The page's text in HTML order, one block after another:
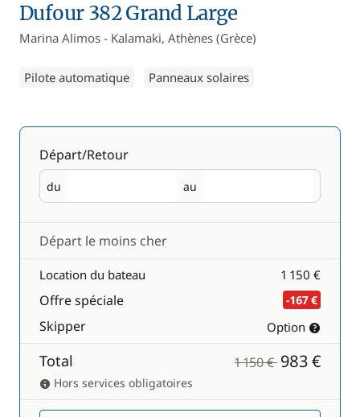
Dufour 382 Grand Large
Marina Alimos - Kalamaki, Athènes (Grèce)
Pilote automatique Panneaux solaires
Départ/Retour
du
Départ au
Retour
Départ le moins cher
Location du bateau 1 150 €
Offre spéciale -167 €
Skipper Option
Total 1 150 € 983 €
Hors services obligatoires